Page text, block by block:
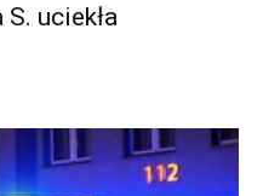
uciekła